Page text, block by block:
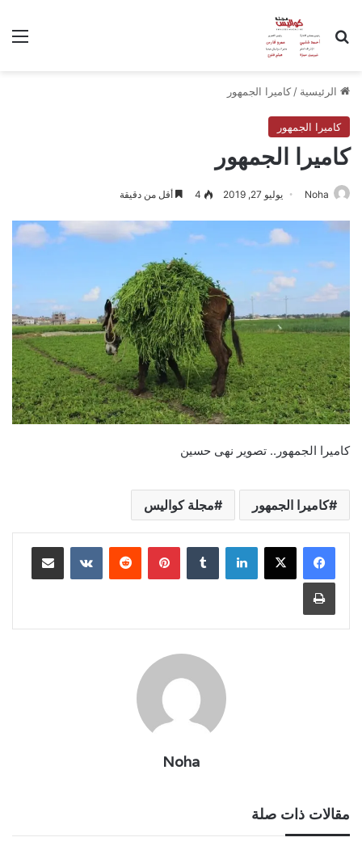
بحث عن
الرئيسية / كاميرا الجمهور
كاميرا الجمهور
كاميرا الجمهور
Noha يوليو 27, 2019 4 أقل من دقيقة
كاميرا الجمهور.. تصوير نهى حسين
كاميرا الجمهور مجلة كواليس
لينكدإن بينتيريست مشاركة عبر البريد
طباعة
Noha
مقالات ذات صلة